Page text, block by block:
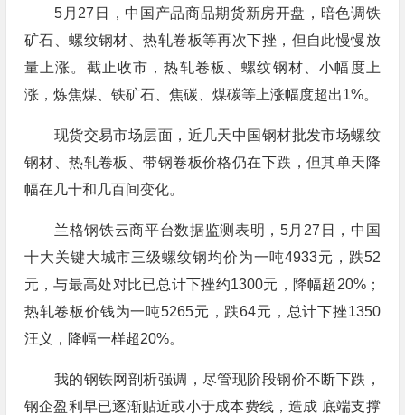
5月27日，中国产品商品期货新房开盘，暗色调铁
矿石、螺纹钢材、热轧卷板等再次下挫，但自此慢慢放
量上涨。截止收市，热轧卷板、螺纹钢材、小幅度上
涨，炼焦煤、铁矿石、焦碳、煤碳等上涨幅度超出1%。
现货交易市场层面，近几天中国钢材批发市场螺纹
钢材、热轧卷板、带钢卷板价格仍在下跌，但其单天降
幅在几十和几百间变化。
兰格钢铁云商平台数据监测表明，5月27日，中国
十大关键大城市三级螺纹钢均价为一吨4933元，跌52
元，与最高处对比已总计下挫约1300元，降幅超20%；
热轧卷板价钱为一吨5265元，跌64元，总计下挫1350
汪义，降幅一样超20%。
我的钢铁网剖析强调，尽管现阶段钢价不断下跌，
钢企盈利早已逐渐贴近或小于成本费线，造成 底端支撑